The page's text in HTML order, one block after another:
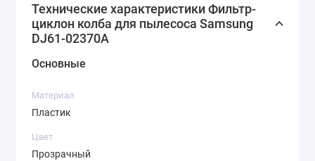
Технические характеристики Фильтр-
циклон колба для пылесоса Samsung
DJ61-02370A
Основные
Материал
Пластик
Цвет
Прозрачный